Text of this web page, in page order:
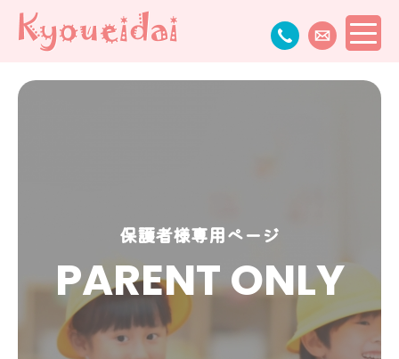
保護者様専用ページ
PARENT ONLY